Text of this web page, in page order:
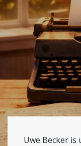
Uwe Becker